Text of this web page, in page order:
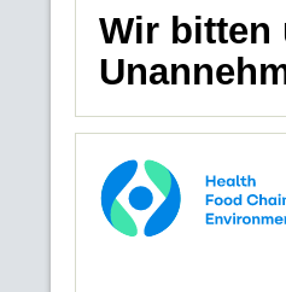
Wir bitten